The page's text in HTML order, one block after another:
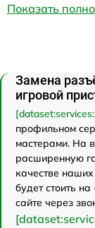
Показать
Замена
игровой
профильном
мастерами. На
расширенную
качестве
будет стоить
сайте через